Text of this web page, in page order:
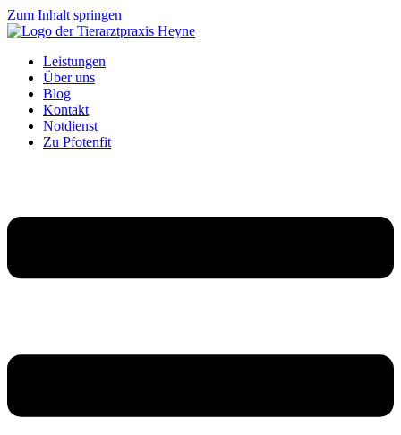
Zum Inhalt springen
Leistungen
Über uns
Blog
Kontakt
Notdienst
Zu Pfotenfit